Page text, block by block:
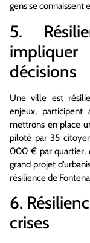
gens se connaissent
5.
décisions
Une ville est
enjeux,
mettrons en place
piloté par 35
000 € par quartier,
grand projet
résilience de
6.
crises